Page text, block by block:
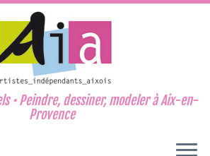
• Peindre, dessiner, modeler à Aix-en-
Provence